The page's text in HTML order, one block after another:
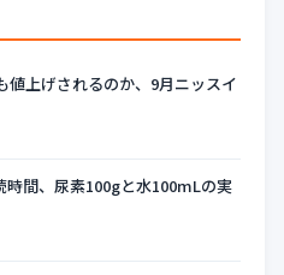
値上げされるのか、9月ニッスイ
間、尿素100gと水100mLの実